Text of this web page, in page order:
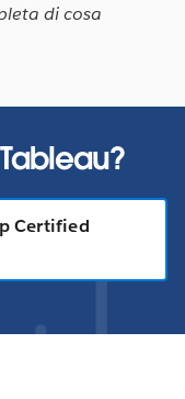
di cosa
Certified